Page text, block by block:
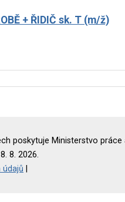
+ ŘIDIČ sk. T (m/ž)
poskytuje Ministerstvo práce
8. 2026.
údajů